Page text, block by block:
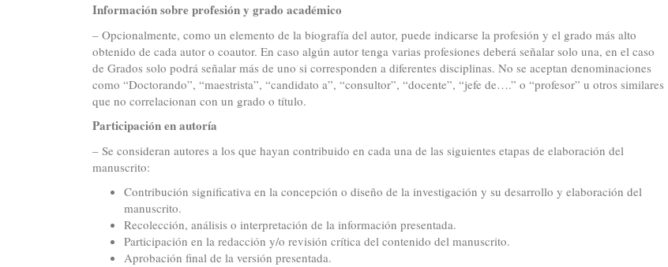
Información sobre profesión y grado académico
– Opcionalmente, como un elemento de la biografía del autor, puede indicarse la profesión y el grado más alto
obtenido de cada autor o coautor. En caso algún autor tenga varias profesiones deberá señalar solo una, en el caso
de Grados solo podrá señalar más de uno si corresponden a diferentes disciplinas. No se aceptan denominaciones
como “Doctorando”, “maestrista”, “candidato a”, “consultor”, “docente”, “jefe de….” o “profesor” u otros similares
que no correlacionan con un grado o título.
Participación en autoría
– Se consideran autores a los que hayan contribuido en cada una de las siguientes etapas de elaboración del
manuscrito:
Contribución significativa en la concepción o diseño de la investigación y su desarrollo y elaboración del
manuscrito.
Recolección, análisis o interpretación de la información presentada.
Participación en la redacción y/o revisión crítica del contenido del manuscrito.
Aprobación final de la versión presentada.